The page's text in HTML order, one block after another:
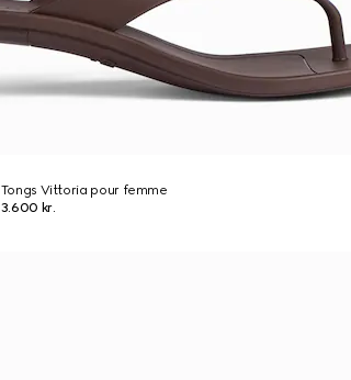
Tongs Vittoria pour femme
3.600 kr.